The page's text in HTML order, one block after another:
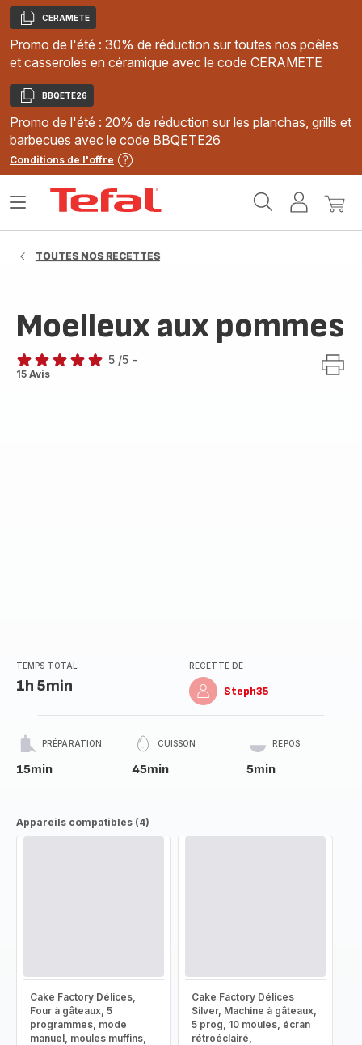
Copier
CERAMETE
Promo de l'été : 30% de réduction sur toutes nos poêles
et casseroles en céramique avec le code CERAMETE
Copier
BBQETE26
Promo de l'été : 20% de réduction sur les planchas, grills et
barbecues avec le code BBQETE26
Conditions de l'offre
MonMon
Ouvrir
TOUTES NOS RECETTES
Moelleux aux pommes
Avis
5 /5 -
15 Avis
TEMPS TOTAL
1h 5min
RECETTE DE
Steph35
PRÉPARATION
15min
CUISSON
45min
REPOS
5min
Appareils compatibles (4)
Cake Factory Délices,
Four à gâteaux, 5
programmes, mode
manuel, moules muffins,
Cake Factory Délices
Silver, Machine à gâteaux,
5 prog, 10 moules, écran
rétroéclairé,